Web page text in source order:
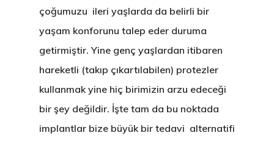
çoğumuzu ileri yaşlarda da belirli bir
yaşam konforunu talep eder duruma
getirmiştir. Yine genç yaşlardan itibaren
hareketli (takıp çıkartılabilen) protezler
kullanmak yine hiç birimizin arzu edeceği
bir şey değildir. İşte tam da bu noktada
implantlar bize büyük bir tedavi alternatifi